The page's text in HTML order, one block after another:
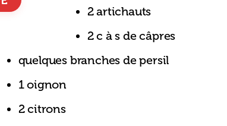
2 artichauts
2 c à s de câpres
quelques branches de persil
1 oignon
2 citrons